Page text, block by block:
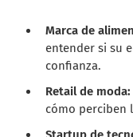
Marca de
entender si su
confianza.
Retail de moda:
cómo perciben